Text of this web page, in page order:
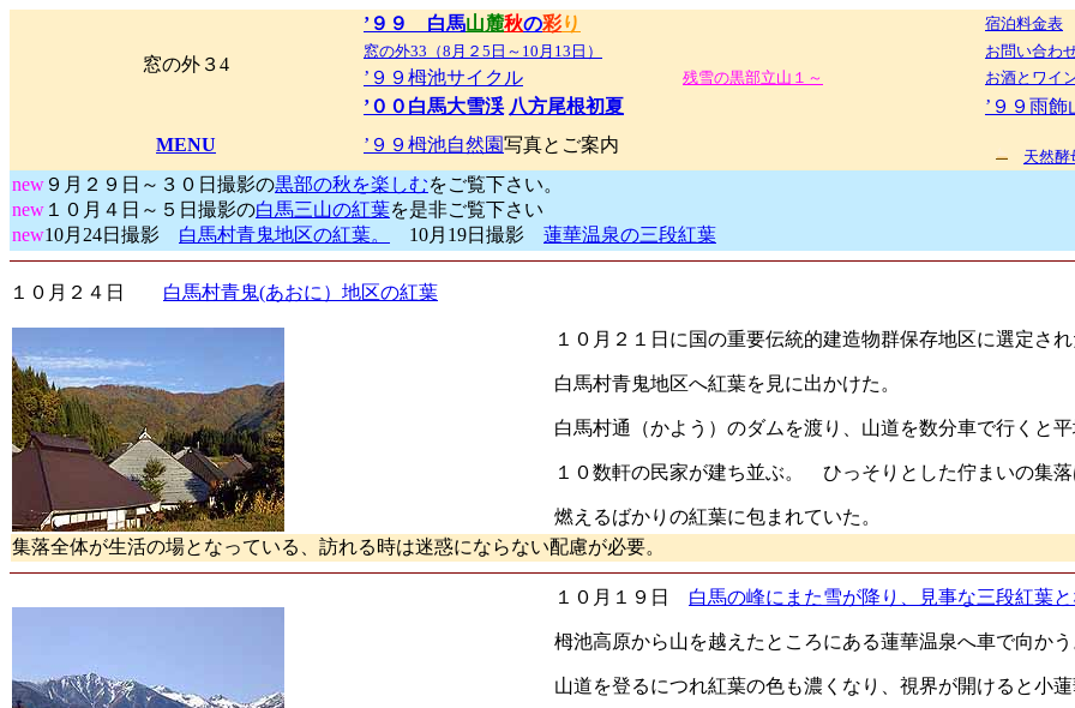
窓の外３4
’９９ 白馬山麓秋の彩り 宿泊料金表
窓の外33（8月２5日～10月13日）
お問い合わ
’９９栂池サイクル 残雪の黒部立山１～ お酒とワイ
’００白馬大雪渓 八方尾根初夏
’９９雨
MENU
’９９栂池自然園写真とご案内
天然酵
new ９月２９日～３０日撮影の黒部の秋を楽しむをご覧下さい。
new １０月４日～５日撮影の白馬三山の紅葉を是非ご覧下さい
new10月24日撮影 白馬村青鬼地区の紅葉。 10月19日撮影 蓮華温泉の三段紅葉
１０月２４日 白馬村青鬼(あおに）地区の紅葉
１０月２１日に国の重要伝統的建造物群保存地区に選定され
白馬村青鬼地区へ紅葉を見に出かけた。
白馬村通（かよう）のダムを渡り、山道を数分車で行くと
１０数軒の民家が建ち並ぶ。 ひっそりとした佇まいの集落
燃えるばかりの紅葉に包まれていた。
集落全体が生活の場となっている、訪れる時は迷惑にならない配慮が必要。
１０月１９日 白馬の峰にまた雪が降り、見事な三段紅葉と
栂池高原から山を越えたところにある蓮華温泉へ車で向かう
山道を登るにつれ紅葉の色も濃くなり、視界が開けると小